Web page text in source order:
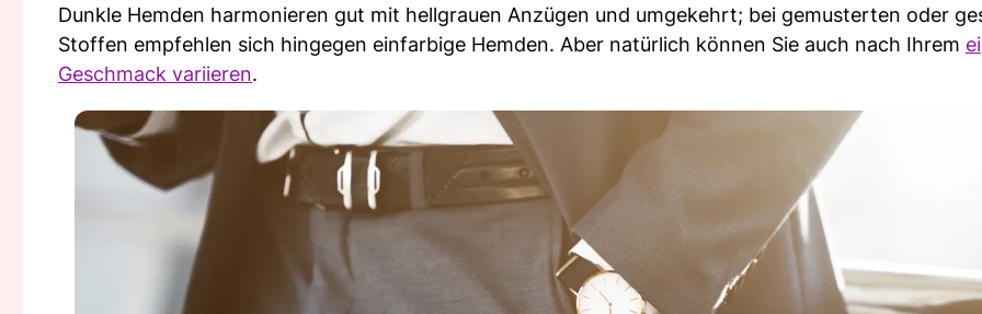
Dunkle Hemden harmonieren gut mit hellgrauen Anzügen und umgekehrt; bei gemusterten oder
Stoffen empfehlen sich hingegen einfarbige Hemden. Aber natürlich können Sie auch nach Ihrem
Geschmack variieren.